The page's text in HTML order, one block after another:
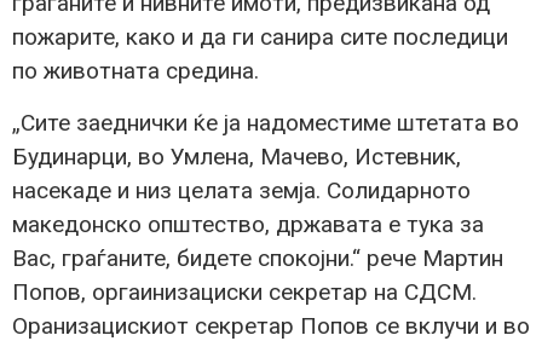
пожарите, како и да ги санира сите последици
по животната средина.
„Сите заеднички ќе ја надоместиме штетата во
Будинарци, во Умлена, Мачево, Истевник,
насекаде и низ целата земја. Солидарното
македонско општество, државата е тука за
Вас, граѓаните, бидете спокојни.“ рече Мартин
Попов, оргаинизациски секретар на СДСМ.
Оранизацискиот секретар Попов се вклучи и во